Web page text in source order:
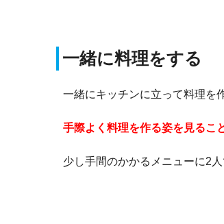
一緒に料理をする
一緒にキッチンに立って料理を
手際よく料理を作る姿を見るこ
少し手間のかかるメニューに2